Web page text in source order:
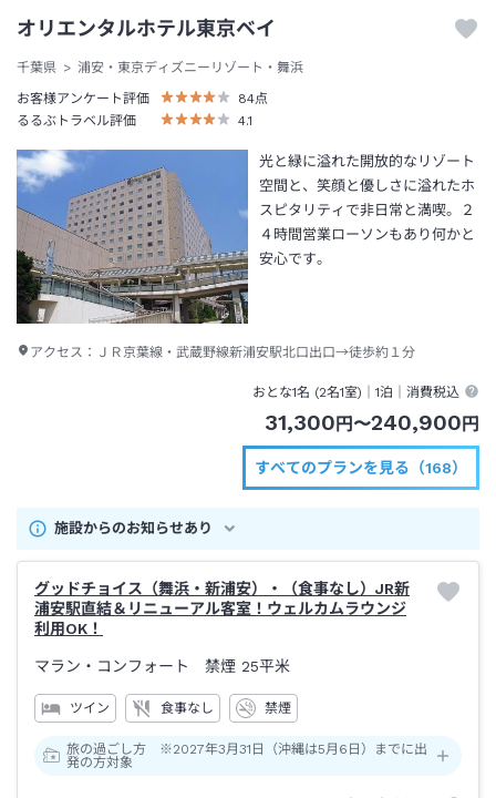
オリエンタルホテル東京ベイ
千葉県
浦安・東京ディズニーリゾート・舞浜
お客様アンケート評価
84点
るるぶトラベル評価
4.1
光と緑に溢れた開放的なリゾート
空間と、笑顔と優しさに溢れたホ
スピタリティで非日常と満喫。２
４時間営業ローソンもあり何かと
安心です。
アクセス： ＪＲ京葉線・武蔵野線新浦安駅北口出口→徒歩約１分
おとな1名 (2名1室)｜1泊 ｜消費税込
31,300円〜240,900円
すべてのプランを見る（168）
施設からのお知らせあり
グッドチョイス（舞浜・新浦安）・（食事なし）JR新
浦安駅直結＆リニューアル客室！ウェルカムラウンジ
利用OK！
マラン・コンフォート 禁煙 25平米
ツイン 食事なし 禁煙
旅の過ごし方 ※2027年3月31日（沖縄は5月6日）までに出
発の方対象